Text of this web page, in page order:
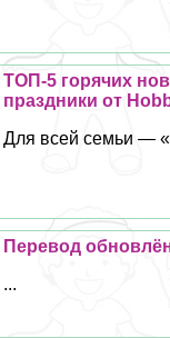
ТОП-5 горячих
праздники от
Для всей семьи —
Перевод
...